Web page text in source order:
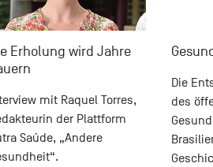
Erholung wird Jahre
mit Raquel Torres,
der Plattform
Saúde, „Andere
Die
des